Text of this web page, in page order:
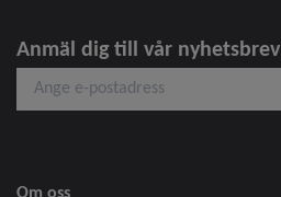
Anmäl dig till vår nyhetsbrev